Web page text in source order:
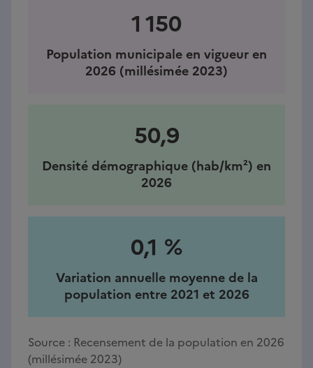
1 150
Population municipale en vigueur en
2026 (millésimée 2023)
50,9
Densité démographique (hab/km²) en
2026
0,1 %
Variation annuelle moyenne de la
population entre 2021 et 2026
Source : Recensement de la population en 2026
(millésimée 2023)